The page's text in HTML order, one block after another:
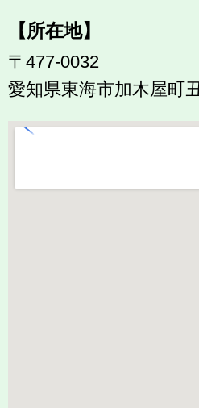
【所在地】
〒477-0032
愛知県東海市加木屋町